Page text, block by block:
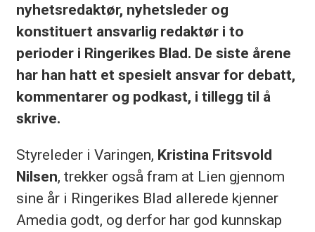
nyhetsredaktør, nyhetsleder og
konstituert ansvarlig redaktør i to
perioder i Ringerikes Blad. De siste årene
har han hatt et spesielt ansvar for debatt,
kommentarer og podkast, i tillegg til å
skrive.
Styreleder i Varingen, Kristina Fritsvold
Nilsen, trekker også fram at Lien gjennom
sine år i Ringerikes Blad allerede kjenner
Amedia godt, og derfor har god kunnskap